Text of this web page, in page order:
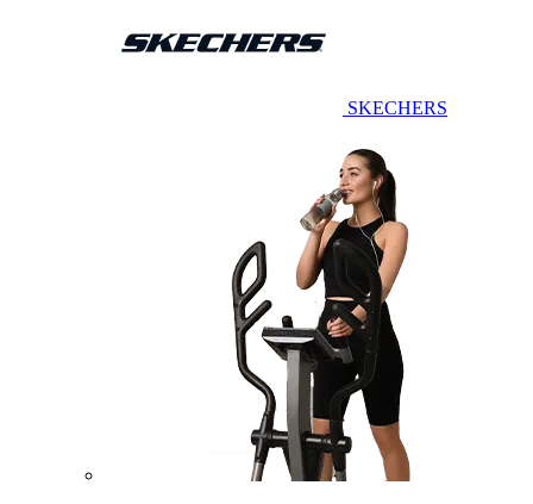
SKECHERS